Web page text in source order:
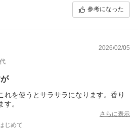
参考になった
2026/02/05
れを使うとサラサラになります。香り
。
さらに表示
じめて